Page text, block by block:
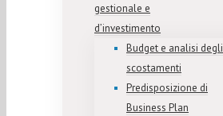
gestionale e
d’investimento
Budget e analisi degli
scostamenti
Predisposizione di
Business Plan